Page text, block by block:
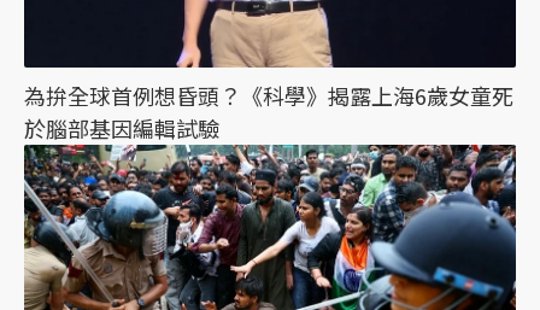
為拚全球首例想昏頭？《科學》揭露上海6歲女童死
於腦部基因編輯試驗